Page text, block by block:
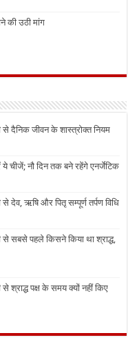
की उठी मांग
से दैनिक जीवन के शास्त्रोक्त नियम
ये चीजें; नौ दिन तक बने रहेंगे एनर्जेटिक
देव, ऋषि और पितृ सम्पूर्ण तर्पण विधि
से सबसे पहले किसने किया था श्राद्ध,
श्राद्ध पक्ष के समय क्यों नहीं किए